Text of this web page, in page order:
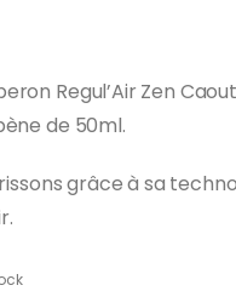
Regul’Air Zen
de 50ml.
grâce à sa